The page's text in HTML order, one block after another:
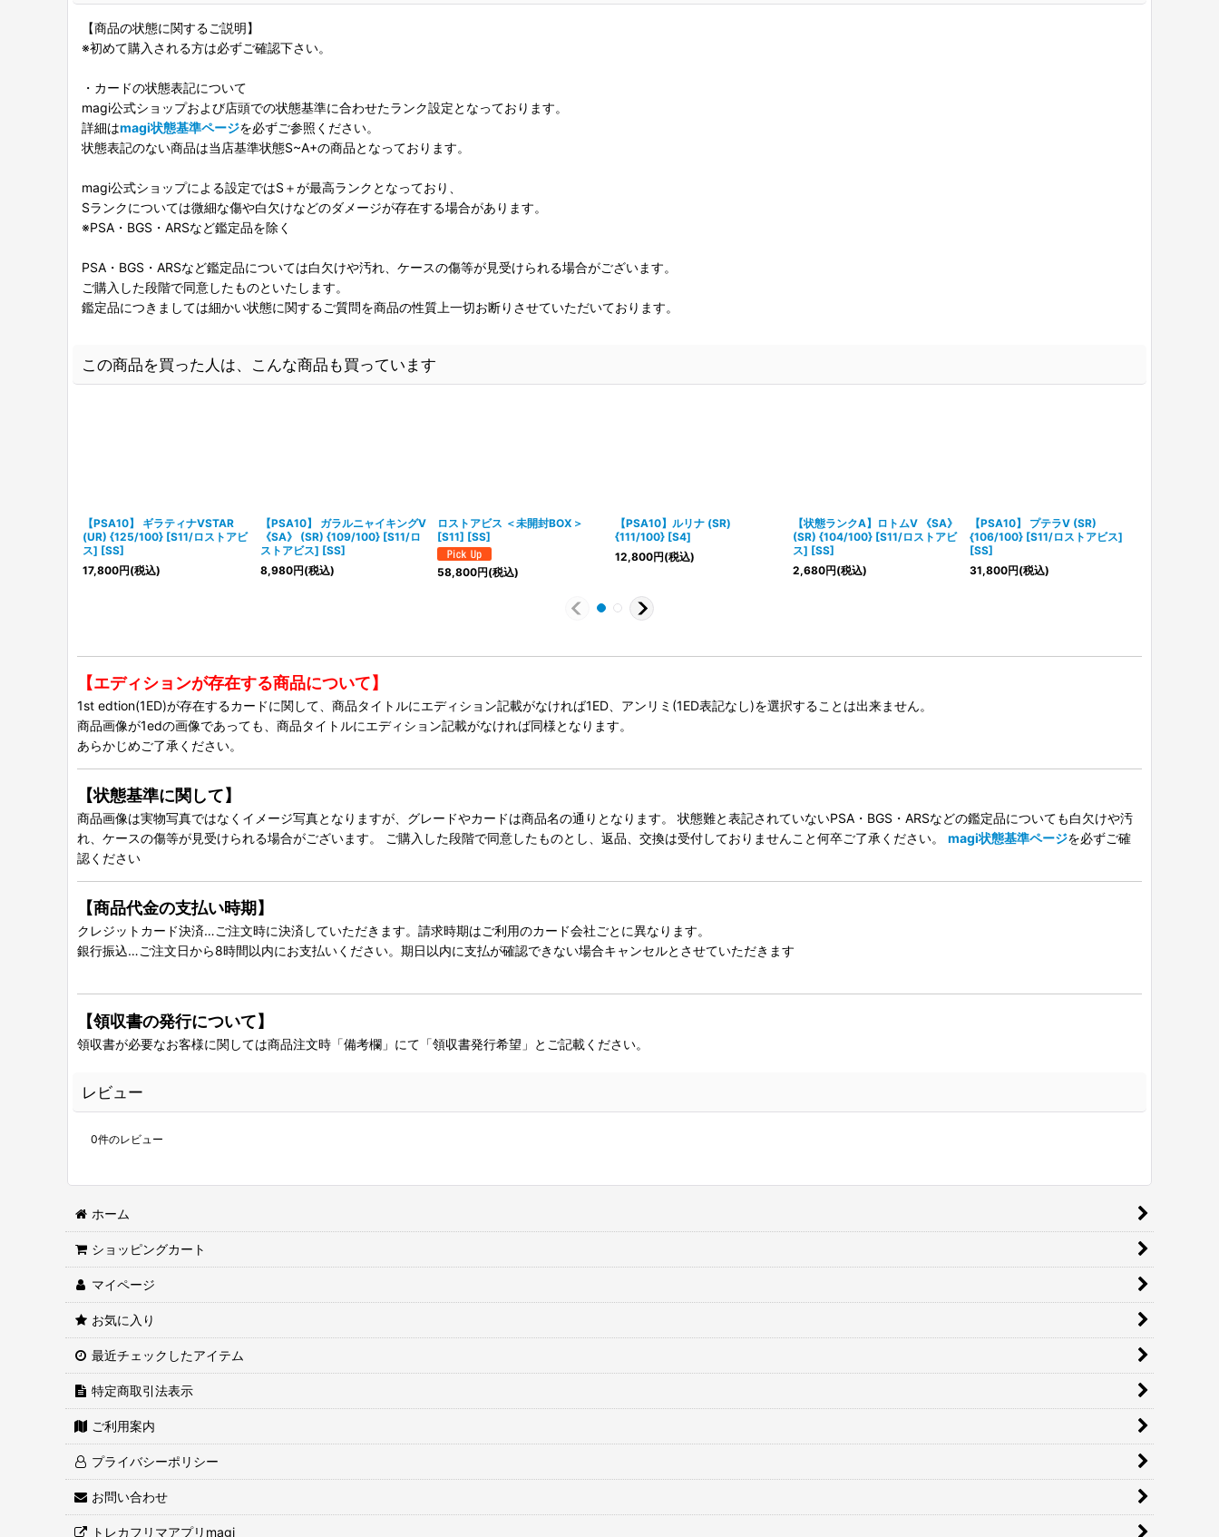
【商品の状態に関するご説明】
※初めて購入される方は必ずご確認下さい。
・カードの状態表記について
magi公式ショップおよび店頭での状態基準に合わせたランク設定となっております。
詳細はmagi状態基準ページを必ずご参照ください。
状態表記のない商品は当店基準状態S~A+の商品となっております。
magi公式ショップによる設定ではS＋が最高ランクとなっており、
Sランクについては微細な傷や白欠けなどのダメージが存在する場合があります。
※PSA・BGS・ARSなど鑑定品を除く
PSA・BGS・ARSなど鑑定品については白欠けや汚れ、ケースの傷等が見受けられる場合がございます。
ご購入した段階で同意したものといたします。
鑑定品につきましては細かい状態に関するご質問を商品の性質上一切お断りさせていただいております。
この商品を買った人は、こんな商品も買っています
【PSA10】 ギラティナVSTAR
(UR) {125/100} [S11/ロストアビ
ス] [SS]
17,800円(税込)
【PSA10】 ガラルニャイキングV
《SA》 (SR) {109/100} [S11/ロ
ストアビス] [SS]
8,980円(税込)
ロストアビス ＜未開封BOX＞
[S11] [SS]
58,800円(税込)
【PSA10】ルリナ (SR)
{111/100} [S4]
12,800円(税込)
【状態ランクA】ロトムV 《SA》
(SR) {104/100} [S11/ロストアビ
ス] [SS]
2,680円(税込)
【PSA10】 プテラV (SR)
{106/100} [S11/ロストアビス]
[SS]
31,800円(税込)
【エディションが存在する商品について】
1st edtion(1ED)が存在するカードに関して、商品タイトルにエディション記載がなければ1ED、アンリミ(1ED表記なし)を選択することは出来ません。
商品画像が1edの画像であっても、商品タイトルにエディション記載がなければ同様となります。
あらかじめご了承ください。
【状態基準に関して】
商品画像は実物写真ではなくイメージ写真となりますが、グレードやカードは商品名の通りとなります。 状態難と表記されていないPSA・BGS・ARSなどの鑑定品についても白欠けや汚
れ、ケースの傷等が見受けられる場合がございます。 ご購入した段階で同意したものとし、返品、交換は受付しておりませんこと何卒ご了承ください。 magi状態基準ページを必ずご確
認ください
【商品代金の支払い時期】
クレジットカード決済…ご注文時に決済していただきます。請求時期はご利用のカード会社ごとに異なります。
銀行振込…ご注文日から8時間以内にお支払いください。期日以内に支払が確認できない場合キャンセルとさせていただきます
【領収書の発行について】
領収書が必要なお客様に関しては商品注文時「備考欄」にて「領収書発行希望」とご記載ください。
レビュー
0件のレビュー
ホーム
ショッピングカート
マイページ
お気に入り
最近チェックしたアイテム
特定商取引法表示
ご利用案内
プライバシーポリシー
お問い合わせ
トレカフリマアプリmagi